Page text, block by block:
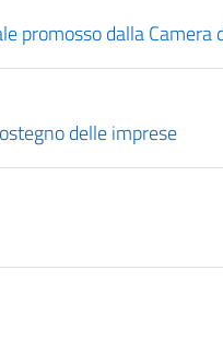
promosso dalla
delle imprese